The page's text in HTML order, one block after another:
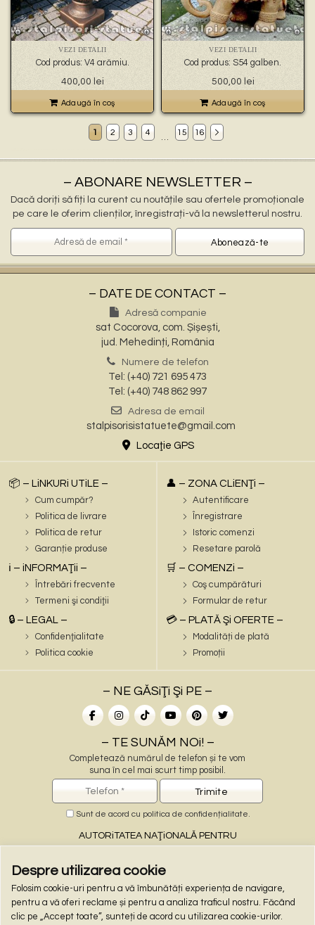
Despre utilizarea cookie
Folosim cookie-uri pentru a vă îmbunătăți experiența de navigare,
pentru a vă oferi reclame și pentru a analiza traficul nostru. Făcând
clic pe „Accept toate”, sunteți de acord cu utilizarea cookie-urilor.
VEZI DETALII
Cod produs: V4 arămiu.
400,00 lei
Adaugă în coş
VEZI DETALII
Cod produs: S54 galben.
500,00 lei
Adaugă în coş
1 2 3 4 15 16
– ABONARE NEWSLETTER –
Dacă doriți să fiți la curent cu noutățile sau ofertele promoționale
pe care le oferim clienților, înregistrați-vă la newsletterul nostru.
– DATE DE CONTACT –
Adresă companie
sat Cocorova, com. Șișești,
jud. Mehedinți, România
Numere de telefon
Tel: (+40) 721 695 473
Tel: (+40) 748 862 997
Adresa de email
stalpisorisistatuete@gmail.com
Locaţie GPS
📦 – LiNKURi UTiLE –
Cum cumpăr?
Politica de livrare
Politica de retur
Garanție produse
ℹ️ – iNFORMAŢii –
Întrebări frecvente
Termeni şi condiţii
🔒 – LEGAL –
Confidenţialitate
Politica cookie
👤 – ZONA CLiENŢi –
Autentificare
Înregistrare
Istoric comenzi
Resetare parolă
🛒 – COMENZi –
Coş cumpărături
Formular de retur
💳 – PLATĂ Şi OFERTE –
Modalități de plată
Promoții
– NE GĂSiŢi Şi PE –
– TE SUNĂM NOi! –
Completează numărul de telefon și te vom
suna în cel mai scurt timp posibil.
Sunt de acord cu politica de confidențialitate
AUTORiTATEA NAŢiONALĂ PENTRU
PROTECŢiA CONSUMATORiLOR
– PLĂŢi ONLiNE –